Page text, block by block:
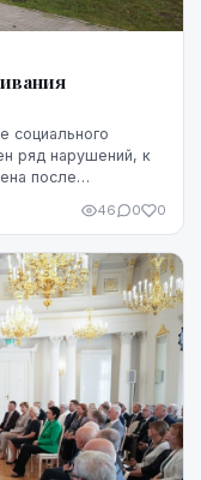
социального
ряд нарушений, к
после
46 0 0